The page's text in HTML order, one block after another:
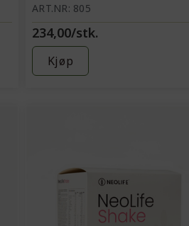
kosttillskudd,
magnesium
ART.NR: 805
234,00/stk.
Kjøp